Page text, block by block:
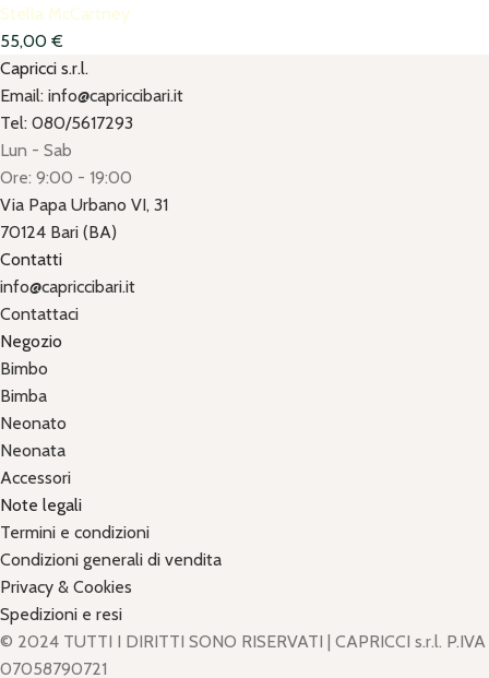
Stella McCartney
55,00 €
Capricci s.r.l.
Email: info@capriccibari.it
Tel: 080/5617293
Lun - Sab
Ore: 9:00 - 19:00
Via Papa Urbano VI, 31
70124 Bari (BA)
Contatti
info@capriccibari.it
Contattaci
Negozio
Bimbo
Bimba
Neonato
Neonata
Accessori
Note legali
Termini e condizioni
Condizioni generali di vendita
Privacy & Cookies
Spedizioni e resi
© 2024 TUTTI I DIRITTI SONO RISERVATI | CAPRICCI s.r.l. P.IVA
07058790721